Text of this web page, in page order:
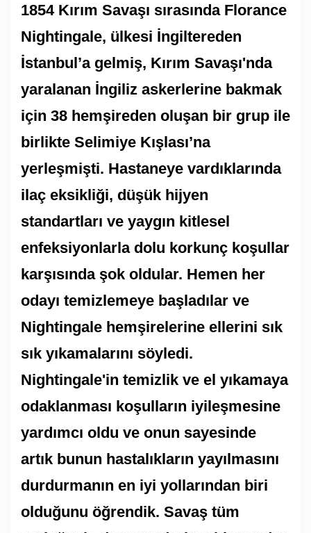
1854 Kırım Savaşı sırasında Florance
Nightingale, ülkesi İngiltereden
İstanbul’a gelmiş, Kırım Savaşı'nda
yaralanan İngiliz askerlerine bakmak
için 38 hemşireden oluşan bir grup ile
birlikte Selimiye Kışlası’na
yerleşmişti. Hastaneye vardıklarında
ilaç eksikliği, düşük hijyen
standartları ve yaygın kitlesel
enfeksiyonlarla dolu korkunç koşullar
karşısında şok oldular. Hemen her
odayı temizlemeye başladılar ve
Nightingale hemşirelerine ellerini sık
sık yıkamalarını söyledi.
Nightingale'in temizlik ve el yıkamaya
odaklanması koşulların iyileşmesine
yardımcı oldu ve onun sayesinde
artık bunun hastalıkların yayılmasını
durdurmanın en iyi yollarından biri
olduğunu öğrendik. Savaş tüm